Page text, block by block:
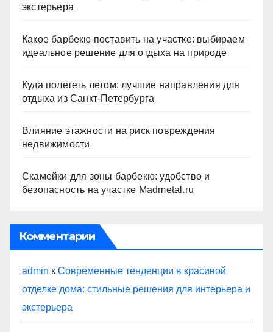
экстерьера
Какое барбекю поставить на участке: выбираем
идеальное решение для отдыха на природе
Куда полететь летом: лучшие направления для
отдыха из Санкт-Петербурга
Влияние этажности на риск повреждения
недвижимости
Скамейки для зоны барбекю: удобство и
безопасность на участке Madmetal.ru
Комментарии
admin к Современные тенденции в красивой
отделке дома: стильные решения для интерьера и
экстерьера